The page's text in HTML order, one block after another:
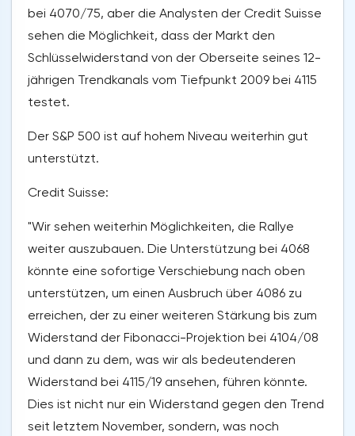
bei 4070/75, aber die Analysten der Credit Suisse
sehen die Möglichkeit, dass der Markt den
Schlüsselwiderstand von der Oberseite seines 12-
jährigen Trendkanals vom Tiefpunkt 2009 bei 4115
testet.
Der S&P 500 ist auf hohem Niveau weiterhin gut
unterstützt.
Credit Suisse:
"Wir sehen weiterhin Möglichkeiten, die Rallye
weiter auszubauen. Die Unterstützung bei 4068
könnte eine sofortige Verschiebung nach oben
unterstützen, um einen Ausbruch über 4086 zu
erreichen, der zu einer weiteren Stärkung bis zum
Widerstand der Fibonacci-Projektion bei 4104/08
und dann zu dem, was wir als bedeutenderen
Widerstand bei 4115/19 ansehen, führen könnte.
Dies ist nicht nur ein Widerstand gegen den Trend
seit letztem November, sondern, was noch